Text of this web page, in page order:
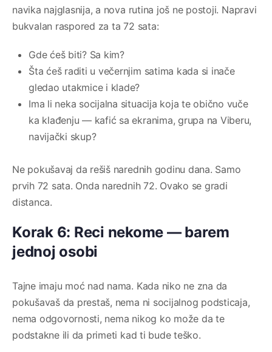
navika najglasnija, a nova rutina još ne postoji. Napravi
bukvalan raspored za ta 72 sata:
Gde ćeš biti? Sa kim?
Šta ćeš raditi u večernjim satima kada si inače
gledao utakmice i klade?
Ima li neka socijalna situacija koja te obično vuče
ka klađenju — kafić sa ekranima, grupa na Viberu,
navijački skup?
Ne pokušavaj da rešiš narednih godinu dana. Samo
prvih 72 sata. Onda narednih 72. Ovako se gradi
distanca.
Korak 6: Reci nekome — barem
jednoj osobi
Tajne imaju moć nad nama. Kada niko ne zna da
pokušavaš da prestaš, nema ni socijalnog podsticaja,
nema odgovornosti, nema nikog ko može da te
podstakne ili da primeti kad ti bude teško.